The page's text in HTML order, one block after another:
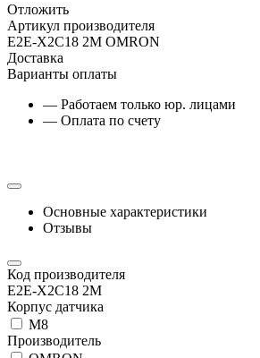
Отложить
Артикул производителя
E2E-X2C18 2M OMRON
Доставка
Варианты оплаты
— Работаем только юр. лицами
— Оплата по счету
Основные характеристики
Отзывы
Код производителя
E2E-X2C18 2M
Корпус датчика
М8
Производитель